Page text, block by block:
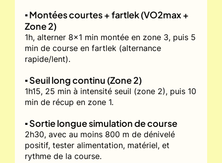
▪️ Montées courtes + fartlek (VO2max +
Zone 2)
1h, alterner 8x1 min montée en zone 3, puis 5
min de course en fartlek (alternance
rapide/lent).
▪️ Seuil long continu (Zone 2)
1h15, 25 min à intensité seuil (zone 2), puis 10
min de récup en zone 1.
▪️ Sortie longue simulation de course
2h30, avec au moins 800 m de dénivelé
positif, tester alimentation, matériel, et
rythme de la course.